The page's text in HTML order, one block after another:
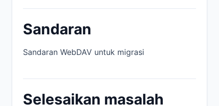
Sandaran
Sandaran WebDAV untuk migrasi
Selesaikan masalah